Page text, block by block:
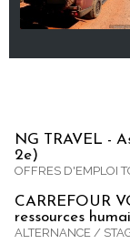
NG TRAVEL -
2e)
OFFRES D'EMPLOI
CARREFOUR
ressources
ALTERNANCE /